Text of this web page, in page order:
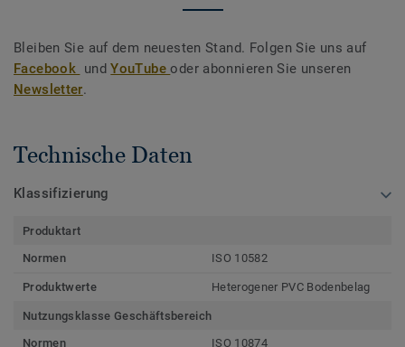
Bleiben Sie auf dem neuesten Stand. Folgen Sie uns auf
Facebook undYouTubeoder abonnieren Sie unseren
Newsletter.
Technische Daten
Klassifizierung
Produktart
Normen
ISO 10582
Produktwerte Heterogener PVC Bodenbelag
Nutzungsklasse Geschäftsbereich
Normen
ISO 10874